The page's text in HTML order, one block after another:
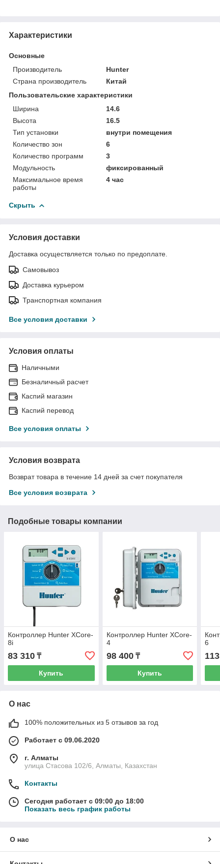
Характеристики
Основные
Производитель
Hunter
Страна производитель
Китай
Пользовательские характеристики
Ширина
14.6
Высота
16.5
Тип установки
внутри помещения
Количество зон
6
Количество программ
3
Модульность
фиксированный
Максимальное время
работы
4 час
Скрыть
Условия доставки
Доставка осуществляется только по предоплате.
Самовывоз
Доставка курьером
Транспортная компания
Все условия доставки
Условия оплаты
Наличными
Безналичный расчет
Каспий магазин
Каспий перевод
Все условия оплаты
Условия возврата
Возврат товара в течение 14 дней за счет покупателя
Все условия возврата
Подобные товары компании
Контроллер Hunter XCore-
8i
83 310 ₸
Купить
Контроллер Hunter XCore-
4
98 400₸
Купить
6
О нас
100% положительных из 5 отзывов за год
Работает с 09.06.2020
г. Алматы
улица Стасова 102/6, Алматы, Казахстан
Контакты
Сегодня работает с 09:00 до 18:00
Показать весь график работы
О нас